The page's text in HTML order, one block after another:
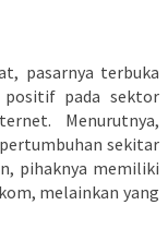
pasarnya terbuka
positif pada sektor
Menurutnya,
sekitar
pihaknya memiliki
melainkan yang